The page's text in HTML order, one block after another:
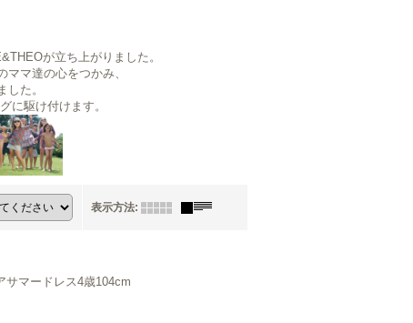
が立ち上がりました。
マ達の心をつかみ、
た。
に駆け付けます。
表示方法:
サマードレス4歳104cm